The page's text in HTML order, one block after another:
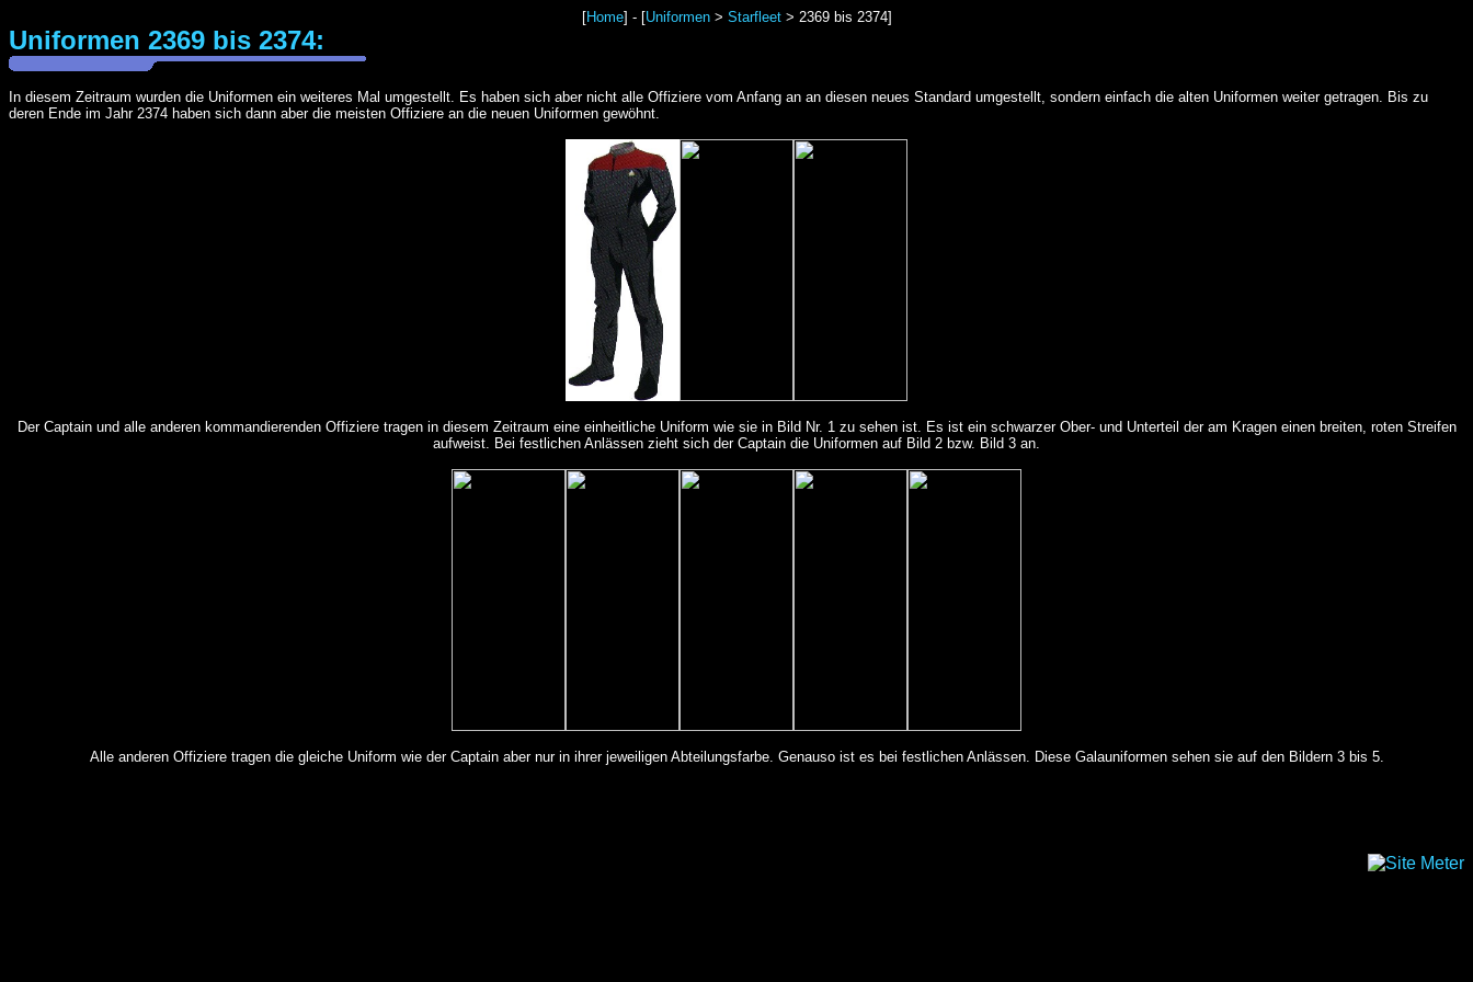
[Home] - [Uniformen> Starfleet> 2369 bis 2374]
Uniformen 2369 bis 2374:
In diesem Zeitraum wurden die Uniformen ein weiteres Mal umgestellt. Es haben sich aber nicht alle Offiziere vom Anfang an an diesen neues Standard umgestellt, sondern einfach die alten Uniformen weiter getragen. Bis zu
deren Ende im Jahr 2374 haben sich dann aber die meisten Offiziere an die neuen Uniformen gewöhnt.
Der Captain und alle anderen kommandierenden Offiziere tragen in diesem Zeitraum eine einheitliche Uniform wie sie in Bild Nr. 1 zu sehen ist. Es ist ein schwarzer Ober- und Unterteil der am Kragen einen breiten, roten Streifen
aufweist. Bei festlichen Anlässen zieht sich der Captain die Uniformen auf Bild 2 bzw. Bild 3 an.
Alle anderen Offiziere tragen die gleiche Uniform wie der Captain aber nur in ihrer jeweiligen Abteilungsfarbe. Genauso ist es bei festlichen Anlässen. Diese Galauniformen sehen sie auf den Bildern 3 bis 5.